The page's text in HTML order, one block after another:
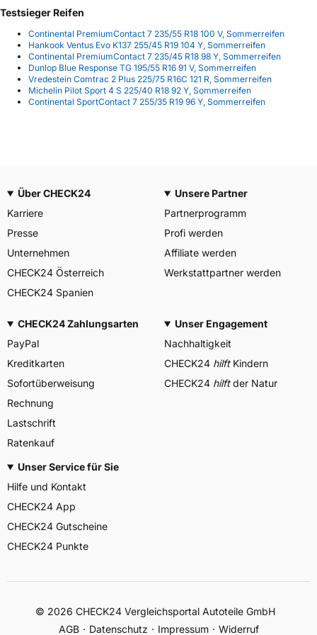
Testsieger Reifen
Continental PremiumContact 7 235/55 R18 100 V, Sommerreifen
Hankook Ventus Evo K137 255/45 R19 104 Y, Sommerreifen
Continental PremiumContact 7 235/45 R18 98 Y, Sommerreifen
Dunlop Blue Response TG 195/55 R16 91 V, Sommerreifen
Vredestein Comtrac 2 Plus 225/75 R16C 121 R, Sommerreifen
Michelin Pilot Sport 4 S 225/40 R18 92 Y, Sommerreifen
Continental SportContact 7 255/35 R19 96 Y, Sommerreifen
Über CHECK24
Karriere
Presse
Unternehmen
CHECK24 Österreich
CHECK24 Spanien
Unsere Partner
Partnerprogramm
Profi werden
Affiliate werden
Werkstattpartner werden
CHECK24 Zahlungsarten
PayPal
Kreditkarten
Sofortüberweisung
Rechnung
Lastschrift
Ratenkauf
Unser Engagement
Nachhaltigkeit
CHECK24 hilftKindern
CHECK24 hilftder Natur
Unser Service für Sie
Hilfe und Kontakt
CHECK24 App
CHECK24 Gutscheine
CHECK24 Punkte
© 2026 CHECK24 Vergleichsportal Autoteile GmbH
AGB
Datenschutz Impressum Widerruf